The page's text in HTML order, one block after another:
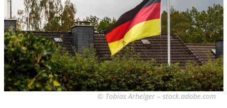
© Tobias Arhelger – stock.adobe.com